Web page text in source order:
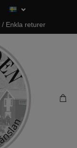
Enkla returer